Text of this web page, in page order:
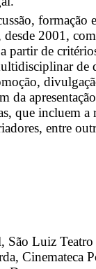
formação
2001,
partir de
de
da
que incluem a
entre
São Luiz
Cinemateca